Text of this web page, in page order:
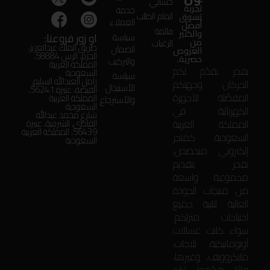
تجربة
تسوق
أفضل
والكثير
من
العروض
حصرية.
بفخر نقدّم لكم
الحركان: وجهتكم
المفضّلة للأجهزة
الكهربائية في
المملكة العربية
السعودية. كمتجر
إلكتروني متخصص،
نفخر بتقديم
مجموعة واسعة
من منتجات الجودة
العالية لتلبية جميع
احتياجات منزلكم.
سواء كانت غسالات
أوتوماتيكية، ثلاجات،
مايكروويف، وغيرها،
اتمام الطلب
قائمة
الرغبات
خدمة
العملاء
سياسة
الضمان
والتركيب
سياسة
الأستبدال
والأسترجاع
او زور فروعنا:
طريق الملك عبدالعزيز،
الحزم، الرس 58884،
المملكة العربية
السعودية
زامل العبدالله السليم،
الفيضة، عنيزة 56241،
المملكة العربية
السعودية
شارع محمد عبدالله
القاضي، الشرقية، عنيزة
56439، المملكة العربية
السعودية